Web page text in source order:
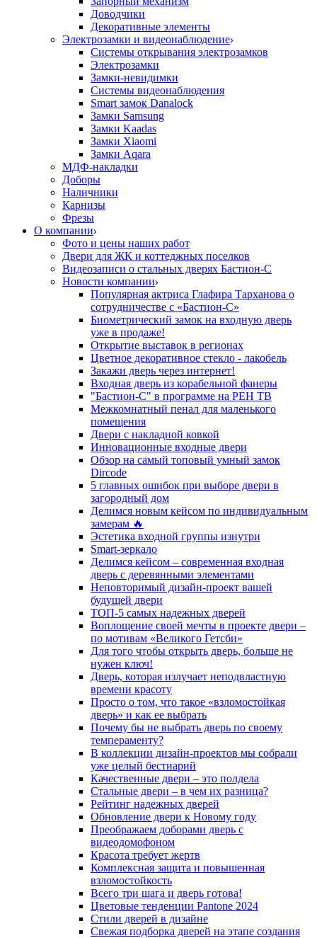
Доводчики
Декоративные элементы
Электрозамки и видеонаблюдение
Системы открывания электрозамков
Электрозамки
Замки-невидимки
Системы видеонаблюдения
Smart замок Danalock
Замки Samsung
Замки Kaadas
Замки Xiaomi
Замки Aqara
МДФ-накладки
Доборы
Наличники
Карнизы
Фрезы
О компании
Фото и цены наших работ
Двери для ЖК и коттеджных поселков
Видеозаписи о стальных дверях Бастион-С
Новости компании
Популярная актриса Глафира Тарханова о
сотрудничестве с «Бастион-С»
Биометрический замок на входную дверь
уже в продаже!
Открытие выставок в регионах
Цветное декоративное стекло - лакобель
Закажи дверь через интернет!
Входная дверь из корабельной фанеры
"Бастион-С" в программе на РЕН ТВ
Межкомнатный пенал для маленького
помещения
Двери с накладной ковкой
Инновационные входные двери
Обзор на самый топовый умный замок
Dircode
5 главных ошибок при выборе двери в
загородный дом
Делимся новым кейсом по индивидуальным
замерам 🔥
Эстетика входной группы изнутри
Smart-зеркало
Делимся кейсом – современная входная
дверь с деревянными элементами
Неповторимый дизайн-проект вашей
будущей двери
ТОП-5 самых надежных дверей
Воплощение своей мечты в проекте двери –
по мотивам «Великого Гетсби»
Для того чтобы открыть дверь, больше не
нужен ключ!
Дверь, которая излучает неподвластную
времени красоту
Просто о том, что такое «взломостойкая
дверь» и как ее выбрать
Почему бы не выбрать дверь по своему
темпераменту?
В коллекции дизайн-проектов мы собрали
уже целый бестиарий
Качественные двери – это полдела
Стальные двери – в чем их разница?
Рейтинг надежных дверей
Обновление двери к Новому году
Преображаем доборами дверь с
видеодомофоном
Красота требует жертв
Комплексная защита и повышенная
взломостойкость
Всего три шага и дверь готова!
Цветовые тенденции Pantone 2024
Стили дверей в дизайне
Свежая подборка дверей на этапе создания